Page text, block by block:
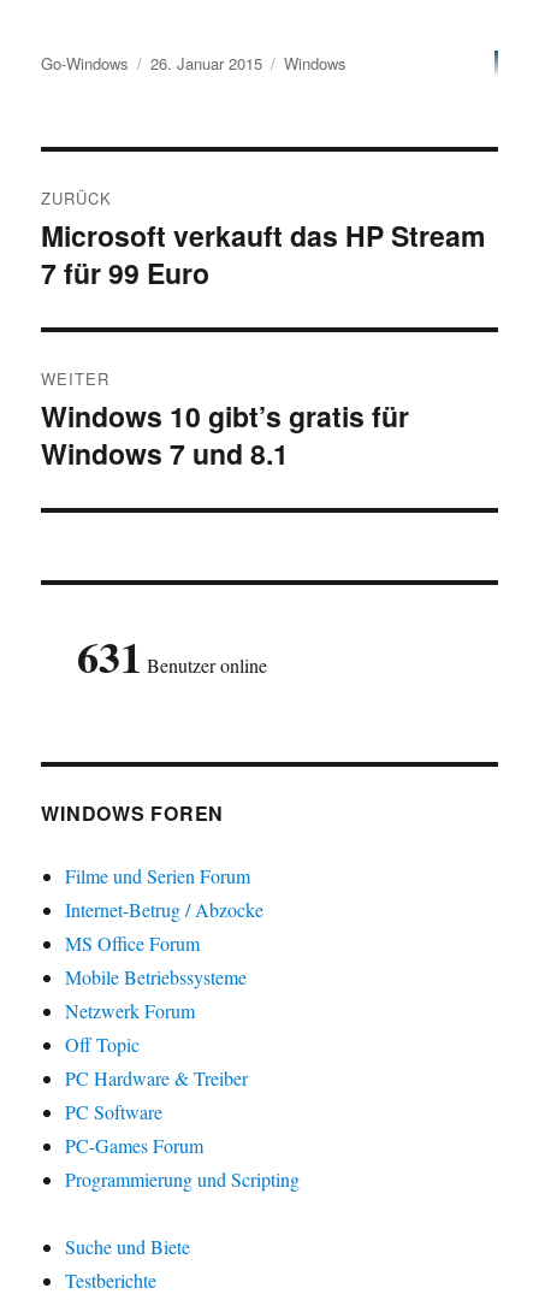
Autor
Go-Windows
Veröffentlicht
26. Januar 2015 Kategorien
Windows
ZURÜCK
Vorheriger
Beitrag:
Microsoft verkauft das HP Stream
7 für 99 Euro
WEITER
Nächster
Beitrag:
Windows 10 gibt’s gratis für
Windows 7 und 8.1
631 Benutzer online
WINDOWS FOREN
Filme und Serien Forum
Internet-Betrug / Abzocke
MS Office Forum
Mobile Betriebssysteme
Netzwerk Forum
Off Topic
PC Hardware & Treiber
PC Software
PC-Games Forum
Programmierung und Scripting
Suche und Biete
Testberichte